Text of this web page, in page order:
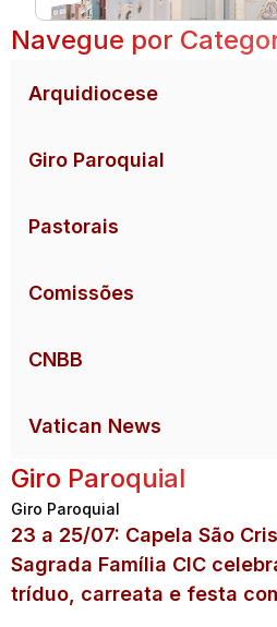
Navegue por
Arquidiocese
Giro Paroquial
Pastorais
Comissões
CNBB
Vatican News
Giro Paroquial
Giro Paroquial
23 a 25/07: Capela São
Sagrada Família CIC
tríduo, carreata e festa